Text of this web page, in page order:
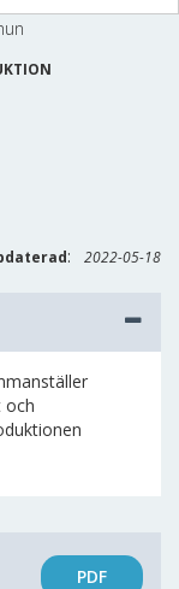
: 2022-05-18
och
PDF